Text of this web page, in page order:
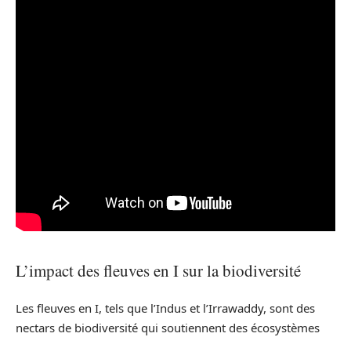
L’impact des fleuves en I sur la biodiversité
Les fleuves en I, tels que l’Indus et l’Irrawaddy, sont des
nectars de biodiversité qui soutiennent des écosystèmes